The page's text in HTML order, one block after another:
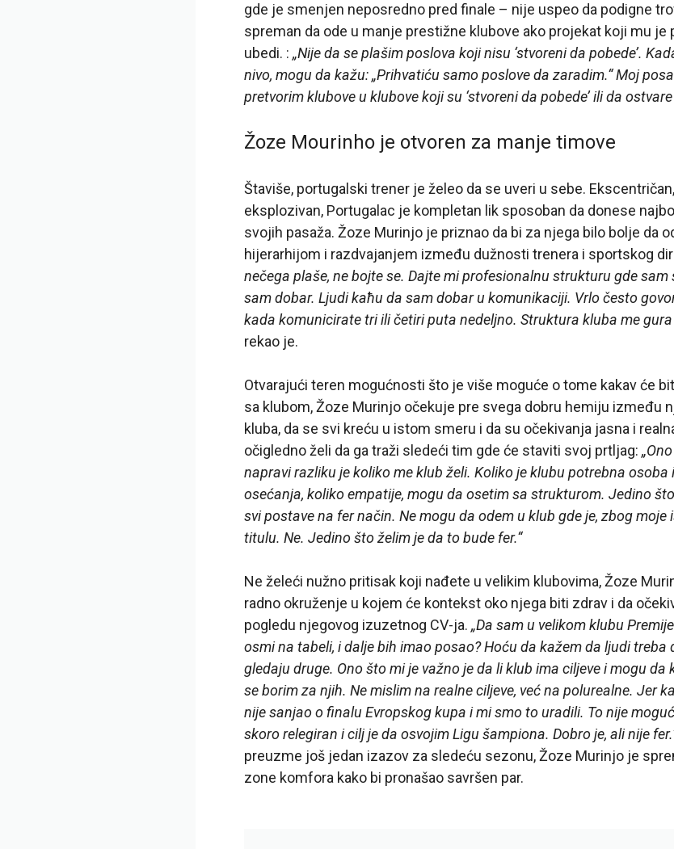
gde je smenjen neposredno pred finale – nije uspeo da podigne
spreman da ode u manje prestižne klubove ako projekat koji mu je
ubedi. : „Nije da se plašim poslova koji nisu ‘stvoreni da pobede’.
nivo, mogu da kažu: „Prihvatiću samo poslove da zaradim.“ Moj
pretvorim klubove u klubove koji su ‘stvoreni da pobede’ ili da
Žoze Mourinho je otvoren za manje timove
Štaviše, portugalski trener je želeo da se uveri u sebe.
eksplozivan, Portugalac je kompletan lik sposoban da donese
svojih pasaža. Žoze Murinjo je priznao da bi za njega bilo bolje da
hijerarhijom i razdvajanjem između dužnosti trenera i sportskog
nečega plaše, ne bojte se. Dajte mi profesionalnu strukturu gde
sam dobar. Ljudi kaћu da sam dobar u komunikaciji. Vrlo često
kada komunicirate tri ili četiri puta nedeljno. Struktura kluba me
rekao je.
Otvarajući teren mogućnosti što je više moguće o tome kakav će
sa klubom, Žoze Murinjo očekuje pre svega dobru hemiju između
kluba, da se svi kreću u istom smeru i da su očekivanja jasna i
očigledno želi da ga traži sledeći tim gde će staviti svoj prtljag:
napravi razliku je koliko me klub želi. Koliko je klubu potrebna
osećanja, koliko empatije, mogu da osetim sa strukturom. Jedino
svi postave na fer način. Ne mogu da odem u klub gde je, zbog moje
titulu. Ne. Jedino što želim je da to bude fer.“
Ne želeći nužno pritisak koji nađete u velikim klubovima, Žoze
radno okruženje u kojem će kontekst oko njega biti zdrav i da
pogledu njegovog izuzetnog CV-ja. „Da sam u velikom klubu
osmi na tabeli, i dalje bih imao posao? Hoću da kažem da ljudi
gledaju druge. Ono što mi je važno je da li klub ima ciljeve i mogu da
se borim za njih. Ne mislim na realne ciljeve, već na polurealne. Jer
nije sanjao o finalu Evropskog kupa i mi smo to uradili. To nije
skoro relegiran i cilj je da osvojim Ligu šampiona. Dobro je, ali nije
preuzme još jedan izazov za sledeću sezonu, Žoze Murinjo je
zone komfora kako bi pronašao savršen par.